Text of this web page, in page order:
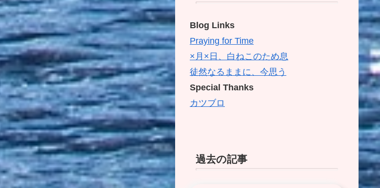
Blog Links
Praying for Time
×月×日、白ねこのため息
徒然なるままに、今思う
Special Thanks
カツブロ
過去の記事